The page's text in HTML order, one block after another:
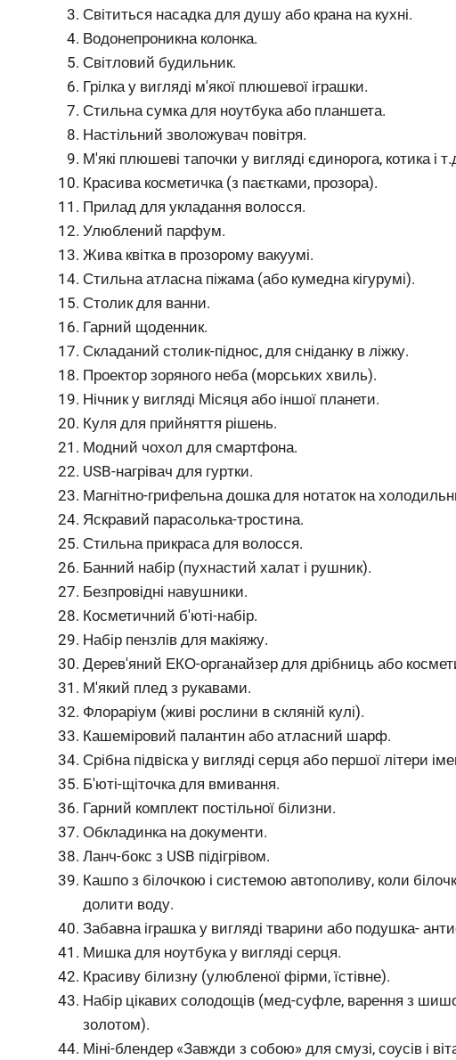
Світиться насадка для душу або крана на кухні.
Водонепроникна колонка.
Світловий будильник.
Грілка у вигляді м'якої плюшевої іграшки.
Стильна сумка для ноутбука або планшета.
Настільний зволожувач повітря.
М'які плюшеві тапочки у вигляді єдинорога, котика і
Красива косметичка (з паєтками, прозора).
Прилад для укладання волосся.
Улюблений парфум.
Жива квітка в прозорому вакуумі.
Стильна атласна піжама (або кумедна кігурумі).
Столик для ванни.
Гарний щоденник.
Складаний столик-піднос, для сніданку в ліжку.
Проектор зоряного неба (морських хвиль).
Нічник у вигляді Місяця або іншої планети.
Куля для прийняття рішень.
Модний чохол для смартфона.
USB-нагрівач для гуртки.
Магнітно-грифельна дошка для нотаток на
Яскравий парасолька-тростина.
Стильна прикраса для волосся.
Банний набір (пухнастий халат і рушник).
Безпровідні навушники.
Косметичний б'юті-набір.
Набір пензлів для макіяжу.
Дерев'яний ЕКО-органайзер для дрібниць або
М'який плед з рукавами.
Флораріум (живі рослини в скляній кулі).
Кашеміровий палантин або атласний шарф.
Срібна підвіска у вигляді серця або першої літери
Б'юті-щіточка для вмивання.
Гарний комплект постільної білизни.
Обкладинка на документи.
Ланч-бокс з USB підігрівом.
Кашпо з білочкою і системою автополиву, коли
долити воду.
Забавна іграшка у вигляді тварини або подушка-
Мишка для ноутбука у вигляді серця.
Красиву білизну (улюбленої фірми, їстівне).
Набір цікавих солодощів (мед-суфле, варення з
золотом).
Міні-блендер «Завжди з собою» для смузі, соусів і